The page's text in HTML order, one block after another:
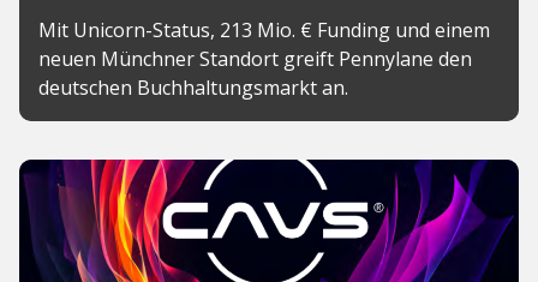
Mit Unicorn-Status, 213 Mio. € Funding und einem
neuen Münchner Standort greift Pennylane den
deutschen Buchhaltungsmarkt an.